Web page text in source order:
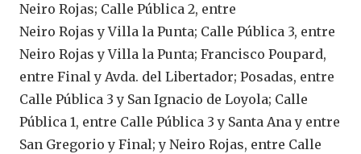
Neiro Rojas; Calle Pública 2, entre
Neiro Rojas y Villa la Punta; Calle Pública 3, entre
Neiro Rojas y Villa la Punta; Francisco Poupard,
entre Final y Avda. del Libertador; Posadas, entre
Calle Pública 3 y San Ignacio de Loyola; Calle
Pública 1, entre Calle Pública 3 y Santa Ana y entre
San Gregorio y Final; y Neiro Rojas, entre Calle